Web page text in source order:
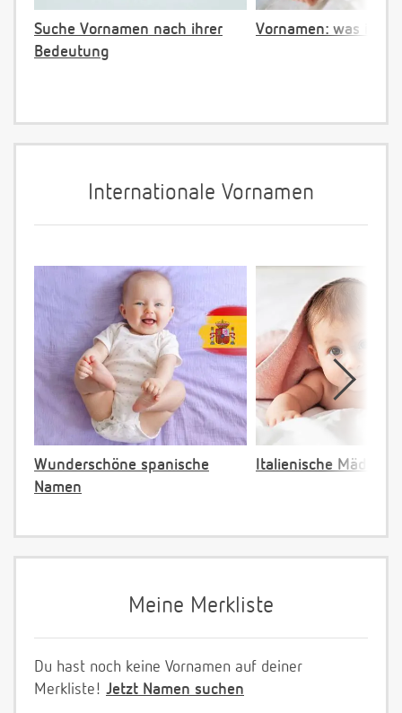
Suche Vornamen nach ihrer
Bedeutung
Vornamen: was ist
Internationale Vornamen
Wunderschöne spanische
Namen
Italienische
Meine Merkliste
Du hast noch keine Vornamen auf deiner
Merkliste! Jetzt Namen suchen